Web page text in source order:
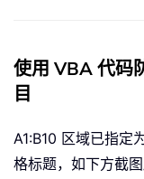
使用 VBA 代码
目
A1:B10 区域已指定
格标题，如下方截